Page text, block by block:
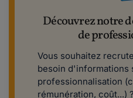
Découvrez notre
de
Vous souhaitez
besoin d'informations
professionnalisation
rémunération, coût...)